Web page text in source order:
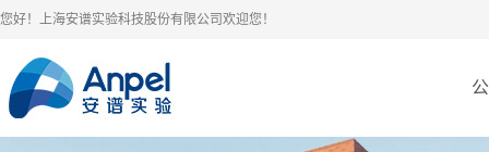
您好！上海安谱实验科技股份有限公司欢迎您！